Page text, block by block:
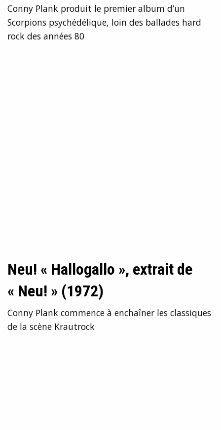
Conny Plank produit le premier album d’un
Scorpions psychédélique, loin des ballades hard
rock des années 80
Neu! « Hallogallo », extrait de
« Neu! » (1972)
Conny Plank commence à enchaîner les classiques
de la scène Krautrock